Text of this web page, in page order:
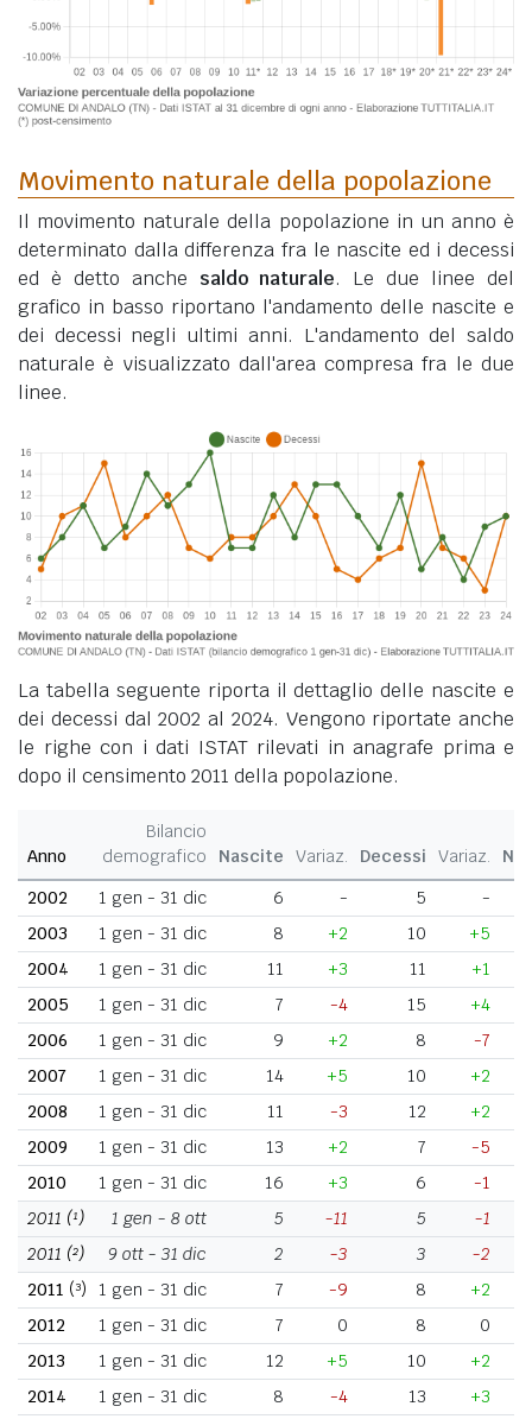
Movimento naturale della popolazione
Il movimento naturale della popolazione in un anno è
determinato dalla differenza fra le nascite ed i decessi
ed è detto anche saldo naturale. Le due linee del
grafico in basso riportano l'andamento delle nascite e
dei decessi negli ultimi anni. L'andamento del saldo
naturale è visualizzato dall'area compresa fra le due
linee.
La tabella seguente riporta il dettaglio delle nascite e
dei decessi dal 2002 al 2024. Vengono riportate anche
le righe con i dati ISTAT rilevati in anagrafe prima e
dopo il censimento 2011 della popolazione.
Anno
Bilancio
demografico
Nascite Variaz. Decessi Variaz.
2002
1 gen - 31 dic 6 - 5
-
2003
1 gen - 31 dic 8 +2 10
+5
2004
1 gen - 31 dic 11 +3 11
+1
2005
1 gen - 31 dic 7 -4 15
+4
2006
1 gen - 31 dic 9 +2 8
-7
2007
1 gen - 31 dic 14 +5 10
+2
2008
1 gen - 31 dic 11 -3 12
+2
2009
1 gen - 31 dic 13 +2 7
-5
2010
1 gen - 31 dic 16 +3 6
-1
2011 (¹) 1 gen - 8 ott 5 -11 5
-1
2011 (²) 9 ott - 31 dic 2 -3 3
-2
2011 (³) 1 gen - 31 dic 7 -9 8
+2
2012
1 gen - 31 dic 7 0 8
0
2013
1 gen - 31 dic 12 +5 10
+2
2014
1 gen - 31 dic 8 -4 13
+3